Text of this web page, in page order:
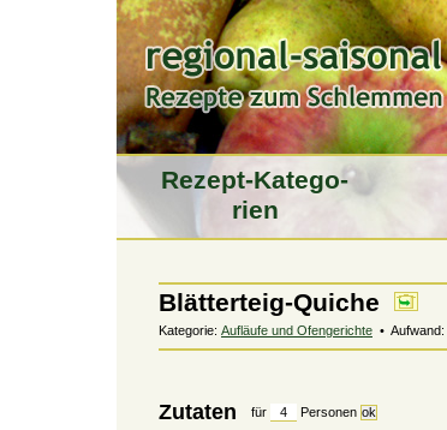
Rezept-Katego­
rien
Blätterteig-Quiche
Kategorie: Aufläufe und Ofengerichte • Aufwand:
Zutaten für Personen